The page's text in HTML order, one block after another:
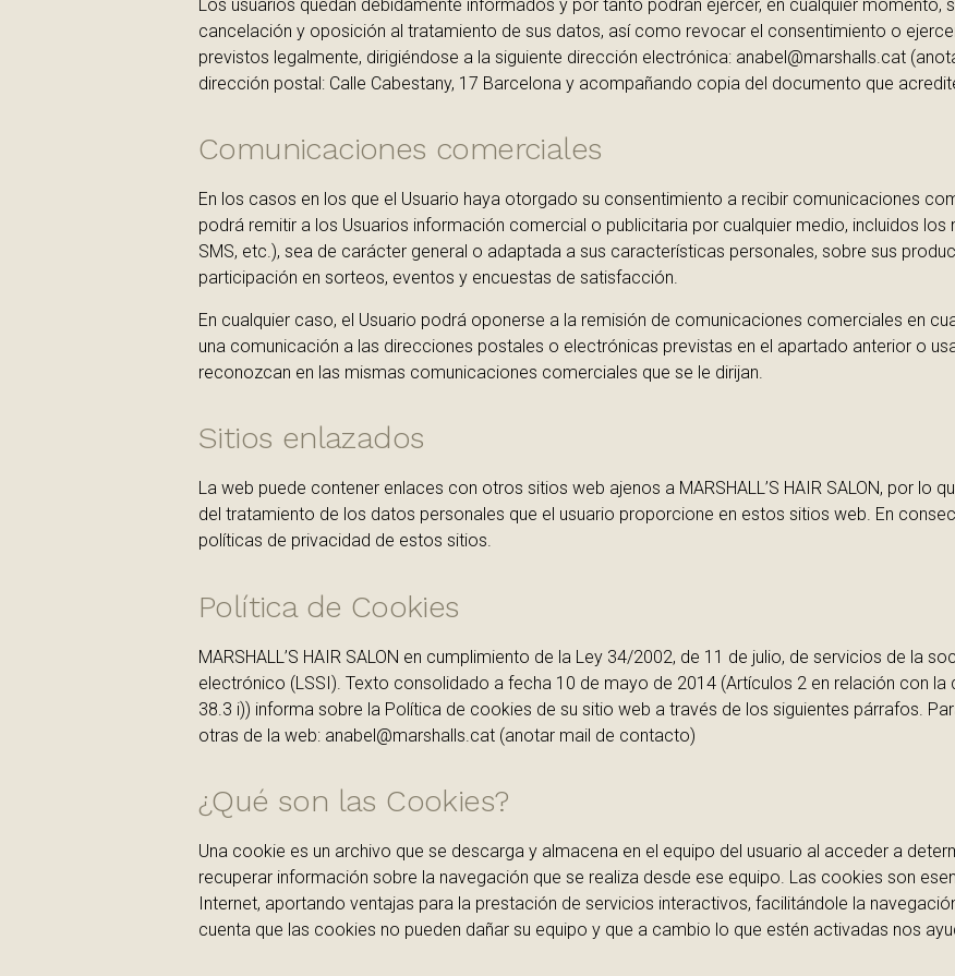
Los usuarios quedan debidamente informados y por tanto podrán ejercer, en cualquier
cancelación y oposición al tratamiento de sus datos, así como revocar el consentimiento o
previstos legalmente, dirigiéndose a la siguiente dirección electrónica: anabel@marshalls.cat
dirección postal: Calle Cabestany, 17 Barcelona y acompañando copia del documento que
Comunicaciones comerciales
En los casos en los que el Usuario haya otorgado su consentimiento a recibir comunicaciones
podrá remitir a los Usuarios información comercial o publicitaria por cualquier medio, incluidos
SMS, etc.), sea de carácter general o adaptada a sus características personales, sobre sus
participación en sorteos, eventos y encuestas de satisfacción.
En cualquier caso, el Usuario podrá oponerse a la remisión de comunicaciones comerciales en
una comunicación a las direcciones postales o electrónicas previstas en el apartado anterior o
reconozcan en las mismas comunicaciones comerciales que se le dirijan.
Sitios enlazados
La web puede contener enlaces con otros sitios web ajenos a MARSHALL’S HAIR SALON, por lo
del tratamiento de los datos personales que el usuario proporcione en estos sitios web. En
políticas de privacidad de estos sitios.
Política de Cookies
MARSHALL’S HAIR SALON en cumplimiento de la Ley 34/2002, de 11 de julio, de servicios de la
electrónico (LSSI). Texto consolidado a fecha 10 de mayo de 2014 (Artículos 2 en relación con la
38.3 i)) informa sobre la Política de cookies de su sitio web a través de los siguientes párrafos.
otras de la web: anabel@marshalls.cat (anotar mail de contacto)
¿Qué son las Cookies?
Una cookie es un archivo que se descarga y almacena en el equipo del usuario al acceder a
recuperar información sobre la navegación que se realiza desde ese equipo. Las cookies son
Internet, aportando ventajas para la prestación de servicios interactivos, facilitándole la
cuenta que las cookies no pueden dañar su equipo y que a cambio lo que estén activadas nos